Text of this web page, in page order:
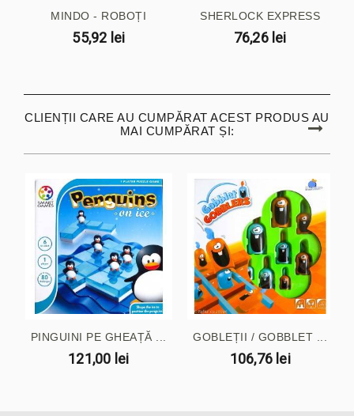
MINDO - ROBOȚI
55,92 lei
SHERLOCK EXPRESS
76,26 lei
CLIENȚII CARE AU CUMPĂRAT ACEST PRODUS AU
MAI CUMPĂRAT ȘI:
PINGUINI PE GHEAȚĂ ...
121,00 lei
GOBLEȚII / GOBBLET ...
106,76 lei